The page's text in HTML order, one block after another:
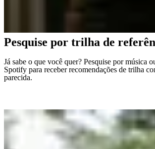
Pesquise por trilha de
Já sabe o que você quer? Pesquise por música
Spotify para receber recomendações de trilha
parecida.